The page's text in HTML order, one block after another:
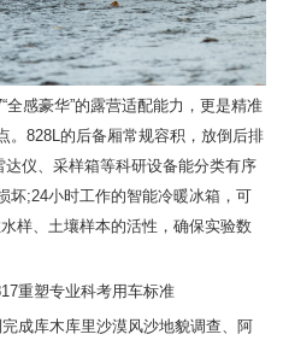
感豪华”的露营适配能力，更是精准
。828L的后备厢常规容积，放倒后排
仪、采样箱等科研设备能分类有序
坏;24小时工作的智能冷暖冰箱，可
样、土壤样本的活性，确保实验数
重塑专业科考用车标准
库木库里沙漠风沙地貌调查、阿